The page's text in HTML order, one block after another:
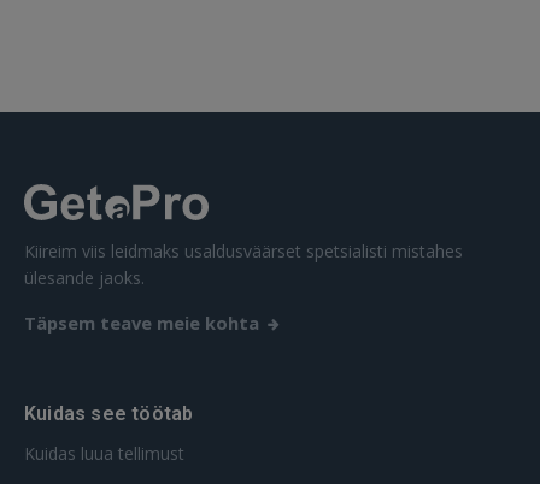
Kiireim viis leidmaks usaldusväärset spetsialisti mistahes
ülesande jaoks.
Täpsem teave meie kohta
Kuidas see töötab
Kuidas luua tellimust